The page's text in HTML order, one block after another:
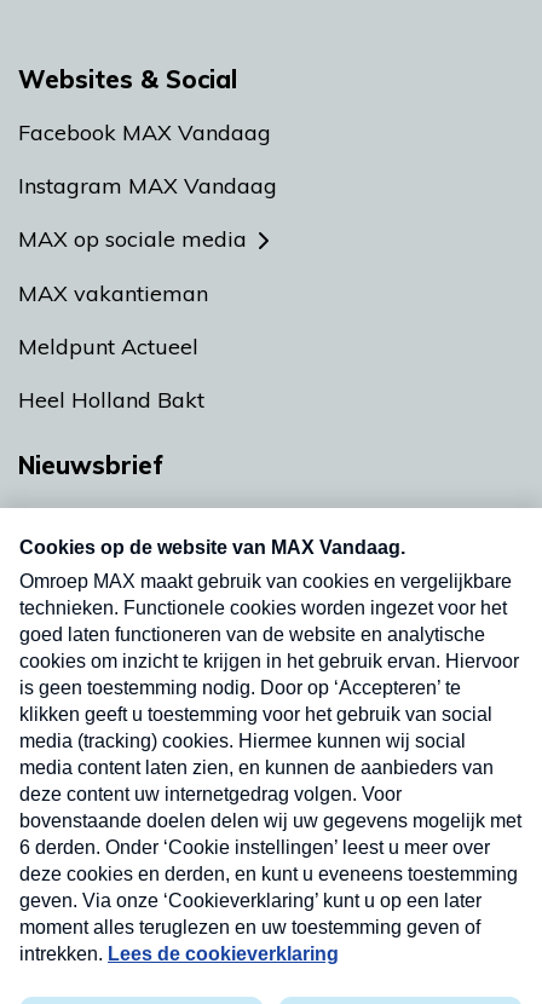
Websites & Social
Facebook MAX Vandaag
Instagram MAX Vandaag
MAX op sociale media
MAX vakantieman
Meldpunt Actueel
Heel Holland Bakt
Nieuwsbrief
nieuwsbrief. Elke vrijdag- en dinsdagochtend in
uw mailbox.
Verzend
Nieuwsbrief
Neem hier een gratis abonnement op onze
nieuwsbrief. Elke vrijdag- en dinsdagochtend in uw